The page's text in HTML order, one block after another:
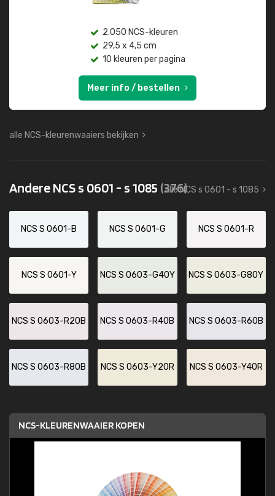
2.050 NCS-kleuren
29,5 x 4,5 cm
10 kleuren per pagina
Meer info / bestellen
alle NCS-kleurenwaaiers bekijken
Andere NCS s 0601 - s 1085 (376)
alle NCS s 0601 - s 1085
NCS S 0601-B NCS S 0601-G NCS S 0601-R
NCS S 0601-Y NCS S 0603-G40Y NCS S 0603-G80Y
NCS S 0603-R20B NCS S 0603-R40B NCS S 0603-R60B
NCS S 0603-R80B NCS S 0603-Y20R NCS S 0603-Y40R
NCS-KLEURENWAAIER KOPEN